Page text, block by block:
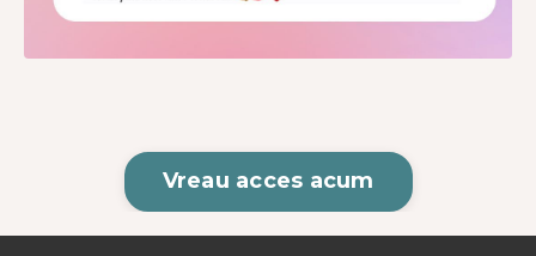
Vreau acces acum